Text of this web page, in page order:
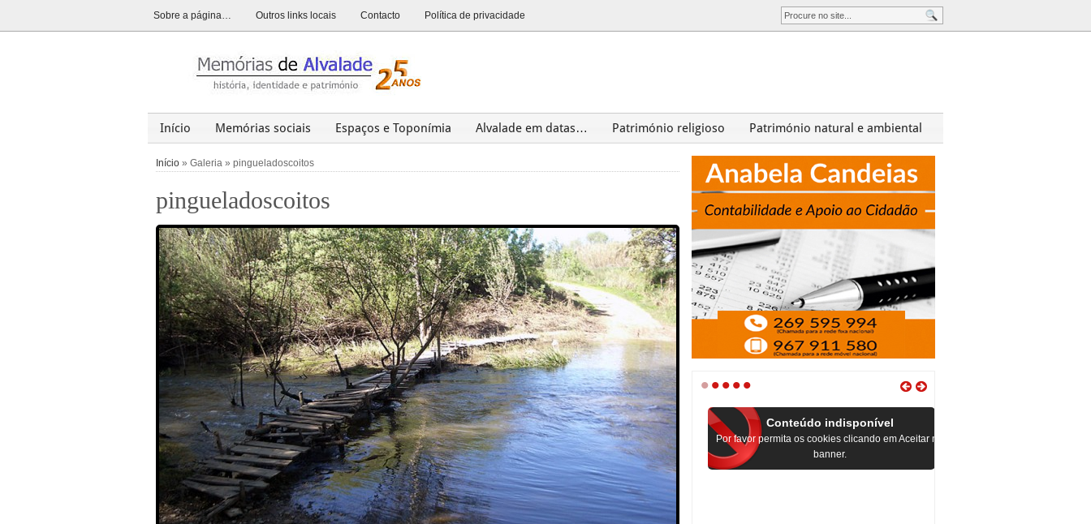
Sobre a página… Outros links locais Contacto Política de privacidade
Início Memórias sociais Espaços e Toponímia Alvalade em datas… Património religioso
Património natural e ambiental
Alvalade
Opinião História
Início » Galeria » pingueladoscoitos
pingueladoscoitos
•••••
Conteúdo indisponível
Por favor permita os cookies clicando em Aceitar no
banner.